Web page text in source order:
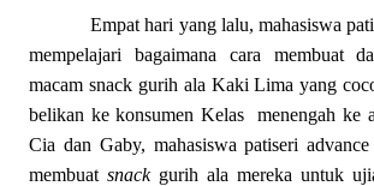
Empat hari yang lalu, mahasiswa
mempelajari bagaimana cara membuat
macam snack gurih ala Kaki Lima yang
belikan ke konsumen Kelas
menengah ke
Cia dan Gaby, mahasiswa patiseri
membuat snackgurih ala mereka untuk